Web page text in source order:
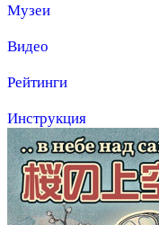
Музеи
Видео
Рейтинги
Инструкция